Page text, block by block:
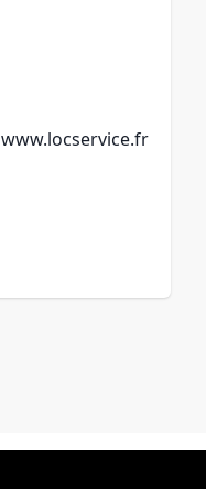
www.locservice.fr